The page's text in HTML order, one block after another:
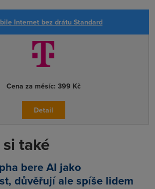
Internet bez drátu Standard
Cena za měsíc: 399 Kč
Detail
také
bere AI jako
důvěřují ale spíše lidem